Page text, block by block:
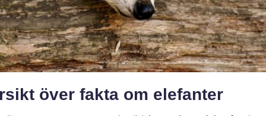
över fakta om elefanter